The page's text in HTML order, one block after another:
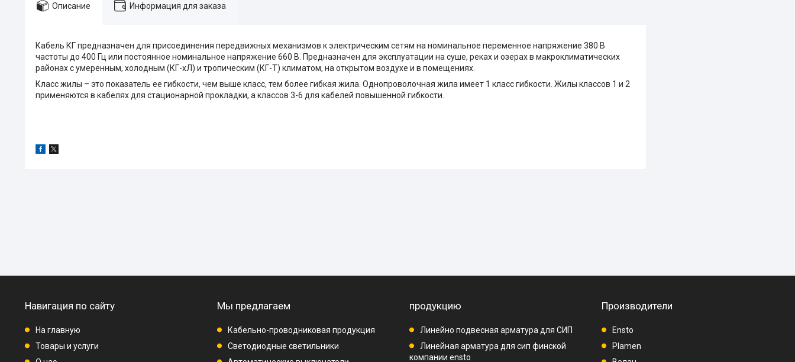
Описание Информация для заказа
Кабель КГ предназначен для присоединения передвижных механизмов к электрическим сетям на номинальное переменное напряжение 380 В
частоты до 400 Гц или постоянное номинальное напряжение 660 В. Предназначен для эксплуатации на суше, реках и озерах в макроклиматических
районах с умеренным, холодным (КГ-хЛ) и тропическим (КГ-Т) климатом, на открытом воздухе и в помещениях.
Класс жилы – это показатель ее гибкости, чем выше класс, тем более гибкая жила. Однопроволочная жила имеет 1 класс гибкости. Жилы классов 1 и 2
применяются в кабелях для стационарной прокладки, а классов 3-6 для кабелей повышенной гибкости.
Навигация по сайту
На главную
Товары и услуги
Мы предлагаем
Кабельно-проводниковая продукция
Светодиодные светильники
продукцию
Линейно подвесная арматура для СИП
Линейная арматура для сип финской
компании ensto
Производители
Ensto
Plamen